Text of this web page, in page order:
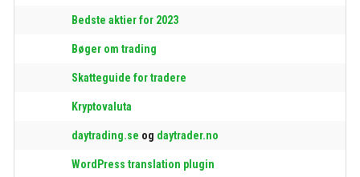
Bedste aktier for 2023
Bøger om trading
Skatteguide for tradere
Kryptovaluta
daytrading.se og daytrader.no
WordPress translation plugin